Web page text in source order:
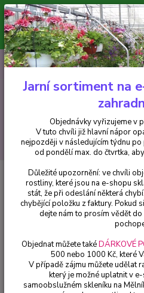
Minimální hodnota pro
V tuto chvíli již hlavní nápor
nejpozději v následujícím týdnu po
vyřizujeme v pořadí,
CZK
+420 602 223 614
Okrasné keře
Buddleja
modrý - cena na prodejně
Buddleja
Letní šeřík
na prodejně
Jarní sortiment na
Objednávky vyřizujeme v
V tuto chvíli již hlavní nápor
nejpozději v následujícím týdnu
od pondělí max. do čtvrtka,
Důležité upozornění: ve chvíli
rostliny, které jsou na e-shopu
stát, že při odeslání některá
chybějící položku z faktury. Pokud
dejte nám to prosím vědět do
Objednat můžete takéDÁRKOVÉ
500 nebo 1000 Kč, které
V případě zájmu můžete udělat
který je možné uplatnit v
samoobslužném skleníku na